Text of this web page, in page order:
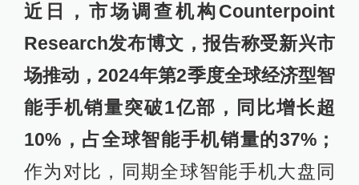
近日，市场调查机构Counterpoint
Research发布博文，报告称受新兴市
场推动，2024年第2季度全球经济型智
能手机销量突破1亿部，同比增长超
10%，占全球智能手机销量的37%；
作为对比，同期全球智能手机大盘同